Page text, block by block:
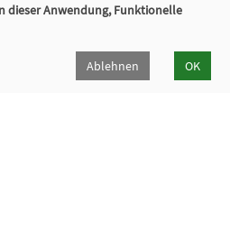
dieser Anwendung, Funktionelle
Ablehnen OK